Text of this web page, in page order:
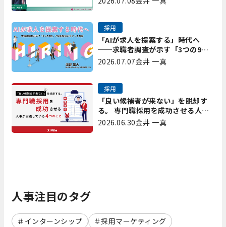
「AIが求人を提案する」時代へ
──求職者調査が示す「3つの9
割」と、採用担当が今すべき準備
採用
2026.07.07金井 一真
「良い候補者が来ない」を脱却す
る。 専門職採用を成功させる人事
が実践している4つのこと
採用
2026.06.30金井 一真
人事注目のタグ
インターンシップ
採用マーケティング